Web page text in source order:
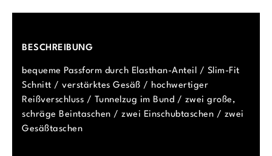
BESCHREIBUNG
bequeme Passform durch Elasthan-Anteil / Slim-Fit
Schnitt / verstärktes Gesäß / hochwertiger
Reißverschluss / Tunnelzug im Bund / zwei große,
schräge Beintaschen / zwei Einschubtaschen / zwei
Gesäßtaschen